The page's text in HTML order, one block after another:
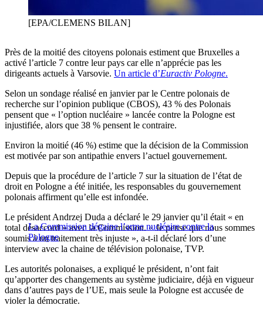
[EPA/CLEMENS BILAN]
Près de la moitié des citoyens polonais estiment que Bruxelles a
activé l’article 7 contre leur pays car elle n’apprécie pas les
dirigeants actuels à Varsovie. Un article d’Euractiv Pologne.
Selon un sondage réalisé en janvier par le Centre polonais de
recherche sur l’opinion publique (CBOS), 43 % des Polonais
pensent que « l’option nucléaire » lancée contre la Pologne est
injustifiée, alors que 38 % pensent le contraire.
Environ la moitié (46 %) estime que la décision de la Commission
est motivée par son antipathie envers l’actuel gouvernement.
Depuis que la procédure de l’article 7 sur la situation de l’état de
droit en Pologne a été initiée, les responsables du gouvernement
polonais affirment qu’elle est infondée.
La Commission dégaine l’arme nucléaire contre la
Pologne
Le président Andrzej Duda a déclaré le 29 janvier qu’il était « en
total désaccord » avec la Commission. « Je pense que nous sommes
soumis à un traitement très injuste », a-t-il déclaré lors d’une
interview avec la chaine de télévision polonaise, TVP.
Les autorités polonaises, a expliqué le président, n’ont fait
qu’apporter des changements au système judiciaire, déjà en vigueur
dans d’autres pays de l’UE, mais seule la Pologne est accusée de
violer la démocratie.